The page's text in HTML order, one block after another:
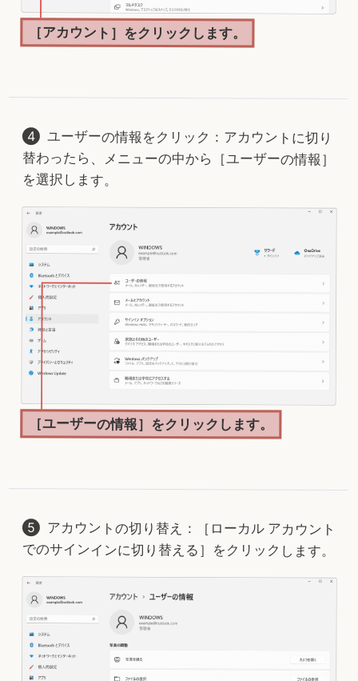
［アカウント］をクリックします。
ユーザーの情報をクリック：アカウントに切り
替わったら、メニューの中から［ユーザーの情報］
を選択します。
［ユーザーの情報］をクリックします。
アカウントの切り替え：［ローカル アカウント
でのサインインに切り替える］をクリックします。